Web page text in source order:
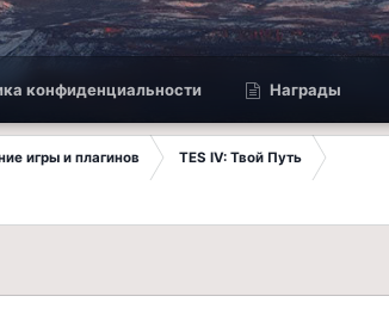
конфиденциальности Награды
игры и плагинов TES IV: Твой Путь